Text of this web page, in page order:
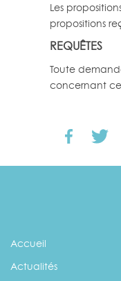
Les
propositions
REQUÊTES
Toute
concernant
Accueil
Actualités